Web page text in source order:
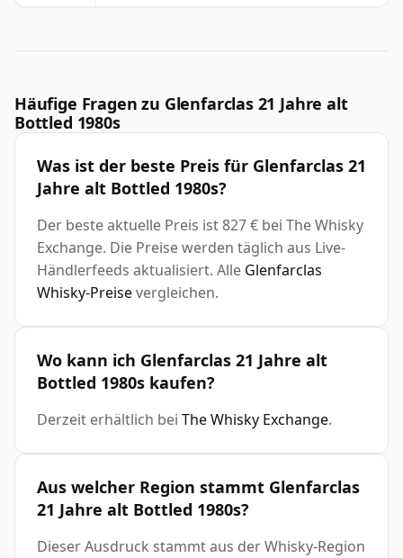
Häufige Fragen zu Glenfarclas 21 Jahre alt
Bottled 1980s
Was ist der beste Preis für Glenfarclas 21
Jahre alt Bottled 1980s?
Der beste aktuelle Preis ist 827 € bei The Whisky
Exchange. Die Preise werden täglich aus Live-
Händlerfeeds aktualisiert. Alle Glenfarclas
Whisky-Preisevergleichen.
Wo kann ich Glenfarclas 21 Jahre alt
Bottled 1980s kaufen?
Derzeit erhältlich bei The Whisky Exchange.
Aus welcher Region stammt Glenfarclas
21 Jahre alt Bottled 1980s?
Dieser Ausdruck stammt aus der Whisky-Region